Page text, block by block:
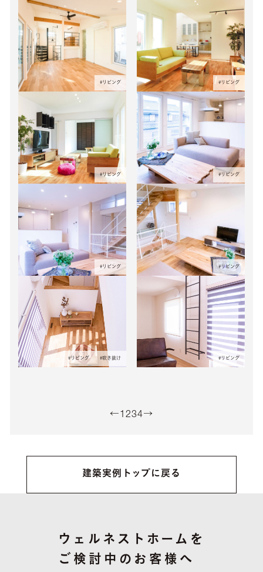
# リビング #リビング
# リビング #リビング
# リビング #リビング
#リビング #吹き抜け #リビング
← 1234→
建築実例トップに戻る
ウェルネストホームを
ご検討中のお客様へ